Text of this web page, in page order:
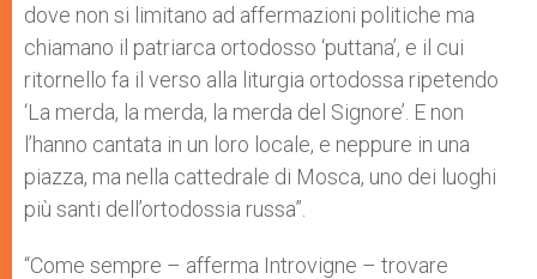
dove non si limitano ad affermazioni politiche ma
chiamano il patriarca ortodosso ‘puttana’, e il cui
ritornello fa il verso alla liturgia ortodossa ripetendo
‘La merda, la merda, la merda del Signore’. E non
l’hanno cantata in un loro locale, e neppure in una
piazza, ma nella cattedrale di Mosca, uno dei luoghi
più santi dell’ortodossia russa”.
“Come sempre – afferma Introvigne – trovare